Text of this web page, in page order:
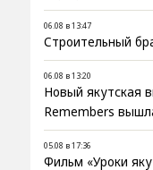
06.08 в 13:47
Строительный
06.08 в 13:20
Новый якутская
Remembers
05.08 в 17:36
Фильм «Уроки